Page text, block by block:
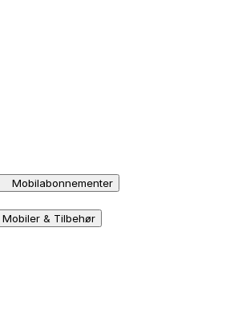
Mobilabonnementer
Mobiler & Tilbehør